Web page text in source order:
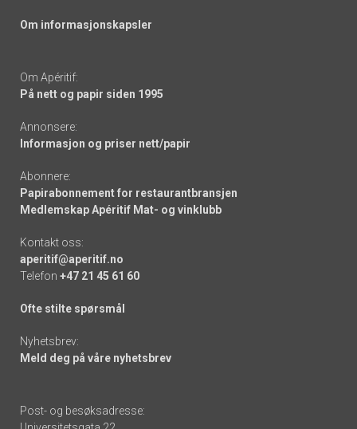
Om informasjonskapsler
Om Apéritif:
På nett og papir siden 1995
Annonsere:
Informasjon og priser nett/papir
Abonnere:
Papirabonnement for restaurantbransjen
Medlemskap Apéritif Mat- og vinklubb
Kontakt oss:
aperitif@aperitif.no
Telefon +47 21 45 61 60
Ofte stilte spørsmål
Nyhetsbrev:
Meld deg på våre nyhetsbrev
Post- og besøksadresse: